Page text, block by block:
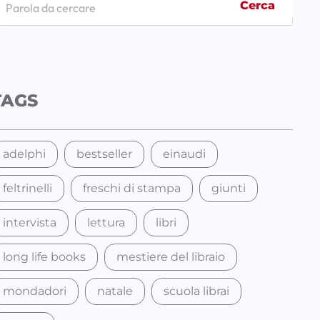
Cerca
adelphi bestseller einaudi
feltrinelli freschi di stampa giunti
intervista lettura libri
long life books mestiere del libraio
mondadori natale scuola librai